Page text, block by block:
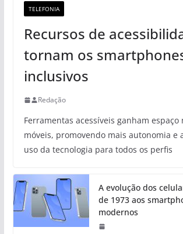
TELEFONIA
Recursos de
tornam os
inclusivos
Redação
Ferramentas acessíveis ganham espaço
móveis, promovendo mais autonomia e
uso da tecnologia para todos os perfis
A evolução dos
de 1973 aos
modernos